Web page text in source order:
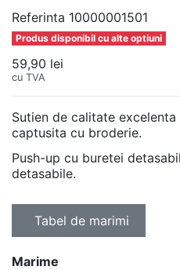
Referinta 10000001501
Produs disponibil cu alte optiuni
59,90 lei
cu TVA
Sutien de calitate
captusita cu broderie.
Push-up cu buretei
detasabile.
Tabel de marimi
Marime